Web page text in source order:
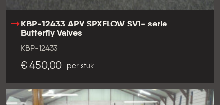
KBP-12433 APV SPXFLOW SV1- serie
Butterfly Valves
KBP-12433
€ 450,00 per stuk